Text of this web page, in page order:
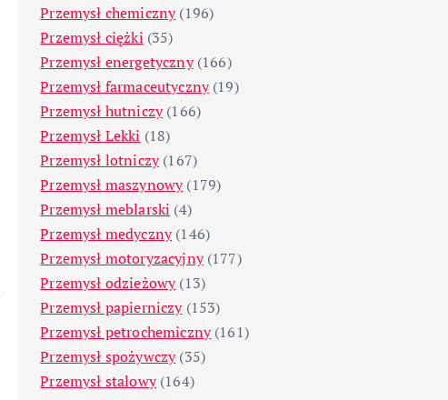
Przemysł chemiczny(196)
Przemysł ciężki (35)
Przemysł energetyczny(166)
Przemysł farmaceutyczny(19)
Przemysł hutniczy(166)
Przemysł Lekki (18)
Przemysł lotniczy(167)
Przemysł maszynowy(179)
Przemysł meblarski (4)
Przemysł medyczny(146)
Przemysł motoryzacyjny(177)
Przemysł odzieżowy(13)
Przemysł papierniczy(153)
Przemysł petrochemiczny(161)
Przemysł spożywczy(35)
Przemysł stalowy(164)